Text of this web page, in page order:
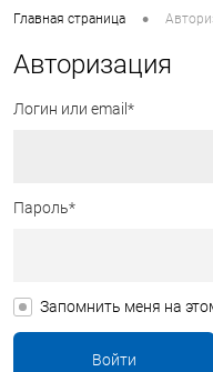
Главная страница •
Авторизация
Логин или email*
Пароль*
Запомнить меня на